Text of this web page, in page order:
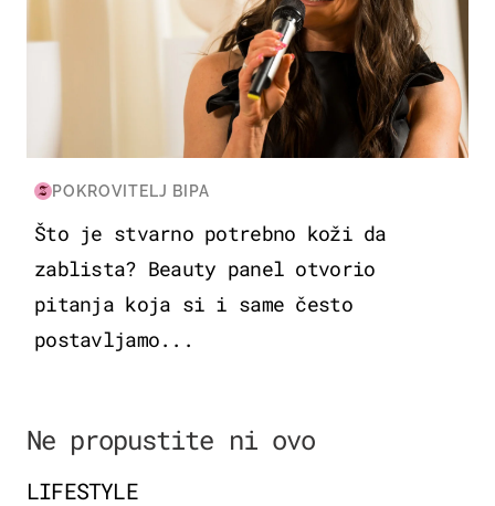
POKROVITELJ BIPA
Što je stvarno potrebno koži da
zablista? Beauty panel otvorio
pitanja koja si i same često
postavljamo...
Ne propustite ni ovo
LIFESTYLE